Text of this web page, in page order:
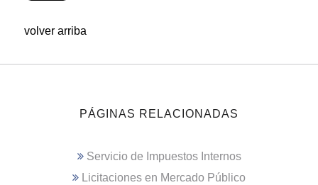
volver arriba
PÁGINAS RELACIONADAS
Servicio de Impuestos Internos
Licitaciones en Mercado Público